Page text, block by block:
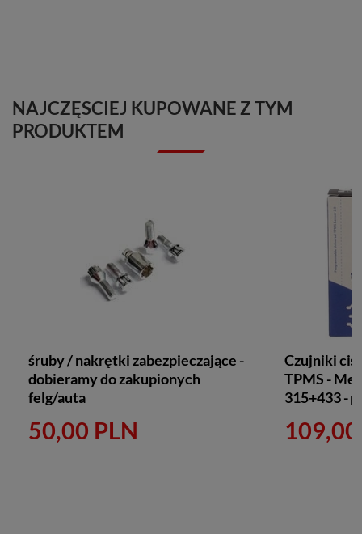
NAJCZĘSCIEJ KUPOWANE Z TYM
PRODUKTEM
śruby / nakrętki zabezpieczające -
dobieramy do zakupionych
felg/auta
50,00 PLN
Czujniki
TPMS -
315+433 -